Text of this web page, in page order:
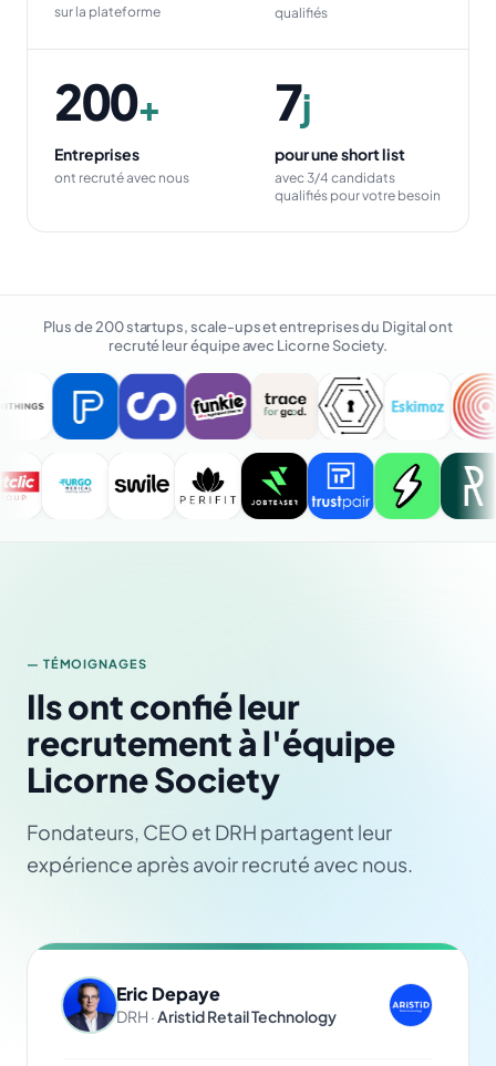
sur la plateforme qualifiés
200+
Entreprises
ont recruté avec nous
7j
pour une short list
avec 3/4 candidats
qualifiés pour votre besoin
Plus de 200 startups, scale-ups et entreprises du Digital ont
recruté leur équipe avec Licorne Society.
— TÉMOIGNAGES
Ils ont confié leur
recrutement à l'équipe
Licorne Society
Fondateurs, CEO et DRH partagent leur
expérience après avoir recruté avec nous.
Eric Depaye
DRH ·Aristid Retail Technology